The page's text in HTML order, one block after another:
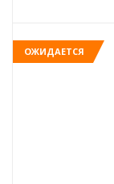
ОЖИДАЕТСЯ